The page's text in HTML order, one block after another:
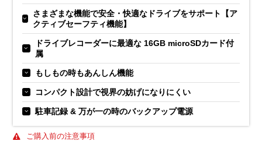
さまざまな機能で安全・快適なドライブをサポート【ア
クティブセーフティ機能】
ドライブレコーダーに最適な 16GB microSDカード付
属
もしもの時もあんしん機能
コンパクト設計で視界の妨げになりにくい
駐車記録 & 万が一の時のバックアップ電源
ご購入前の注意事項